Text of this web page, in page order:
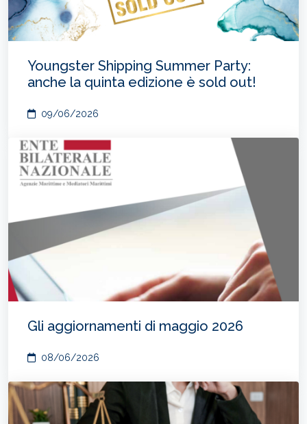
Youngster Shipping Summer Party:
anche la quinta edizione è sold out!
09/06/2026
Gli aggiornamenti di maggio 2026
08/06/2026